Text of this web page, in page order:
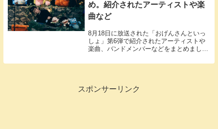
め。紹介されたアーティストや楽
曲など
8月18日に放送された「おげんさんといっ
しょ」第6弾で紹介されたアーティストや
楽曲、バンドメンバーなどをまとめまし
スポンサーリンク